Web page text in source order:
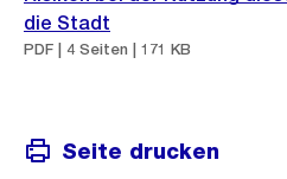
die Stadt
PDF | 4 Seiten | 171 KB
Seite drucken